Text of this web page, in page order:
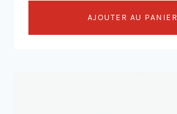
AJOUTER AU PANIER